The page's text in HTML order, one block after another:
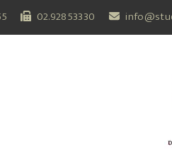
02.92853330